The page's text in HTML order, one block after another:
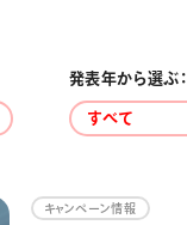
シュ（筆）
報
社
発表年から選ぶ：
すべて
キャンペーン情報